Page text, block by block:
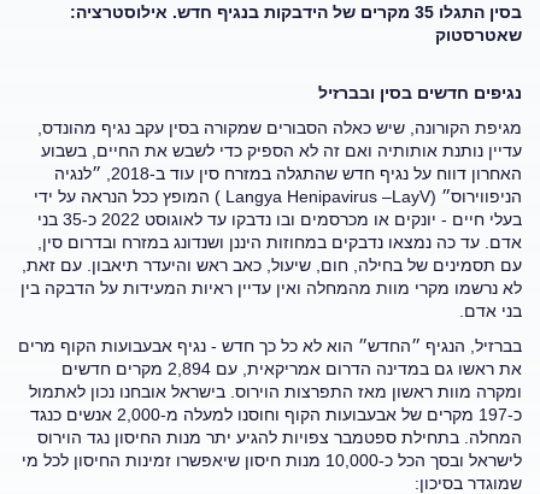
בסין התגלו 35 מקרים של הידבקות בנגיף חדש. אילוסטרציה:
שאטרסטוק
נגיפים חדשים בסין ובברזיל
מגיפת הקורונה, שיש כאלה הסבורים שמקורה בסין עקב נגיף מהונדס,
עדיין נותנת אותותיה ואם זה לא הספיק כדי לשבש את החיים, בשבוע
האחרון דווח על נגיף חדש שהתגלה במזרח סין עוד ב-2018, ״לנגיה
הניפווירוס״ (Langya Henipavirus
–
LayV ) המופץ ככל הנראה על ידי
בעלי חיים - יונקים או מכרסמים ובו נדבקו עד לאוגוסט 2022 כ-35 בני
אדם. עד כה נמצאו נדבקים במחוזות היננן ושנדונג במזרח ובדרום סין,
עם תסמינים של בחילה, חום, שיעול, כאב ראש והיעדר תיאבון. עם זאת,
לא נרשמו מקרי מוות מהמחלה ואין עדיין ראיות המעידות על הדבקה בין
בני אדם.
בברזיל, הנגיף ״החדש״ הוא לא כל כך חדש - נגיף אבעבועות הקוף מרים
את ראשו גם במדינה הדרום אמריקאית, עם 2,894 מקרים חדשים
ומקרה מוות ראשון מאז התפרצות הוירוס. בישראל אובחנו נכון לאתמול
כ-197 מקרים של אבעבועות הקוף וחוסנו למעלה מ-2,000 אנשים כנגד
המחלה. בתחילת ספטמבר צפויות להגיע יתר מנות החיסון נגד הוירוס
לישראל ובסך הכל כ-10,000 מנות חיסון שיאפשרו זמינות החיסון לכל מי
שמוגדר בסיכון: